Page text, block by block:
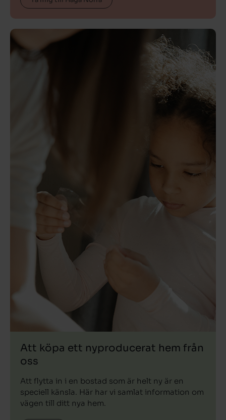
Att köpa ett nyproducerat hem från
oss
Att flytta in i en bostad som är helt ny är en
speciell känsla. Här har vi samlat information om
vägen till ditt nya hem.